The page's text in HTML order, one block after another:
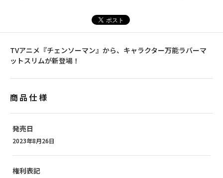
TVアニメ『チェンソーマン』から、キャラクター万能ラバーマ
ットスリムが新登場！
商品仕様
発売日
2023年8月26日
権利表記